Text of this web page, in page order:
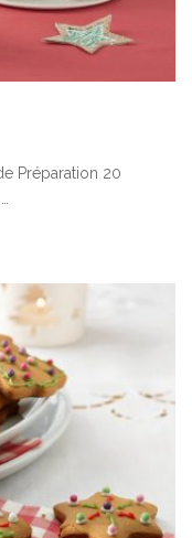
Préparation 20